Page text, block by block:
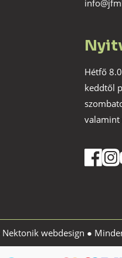
Hétfő
keddtől
valamint
Nektonik webdesign ●